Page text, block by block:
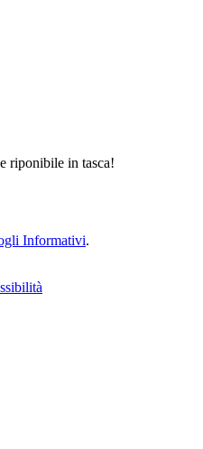
riponibile in tasca!
Informativi.